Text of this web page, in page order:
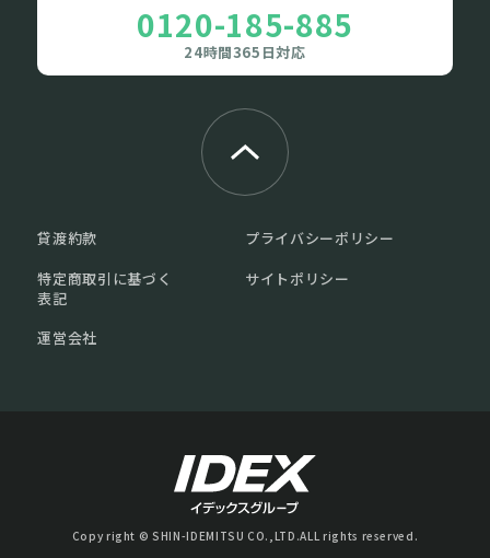
0120-185-885
24時間365日対応
貸渡約款
プライバシーポリシー
特定商取引に基づく
表記
サイトポリシー
運営会社
Copy right © SHIN-IDEMITSU CO.,LTD.ALL rights reserved.